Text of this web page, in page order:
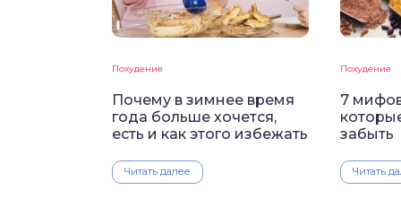
Похудение
Почему в зимнее время
года больше хочется,
есть и как этого избежать
Читать далее
Похудение
7
забыть
Читать